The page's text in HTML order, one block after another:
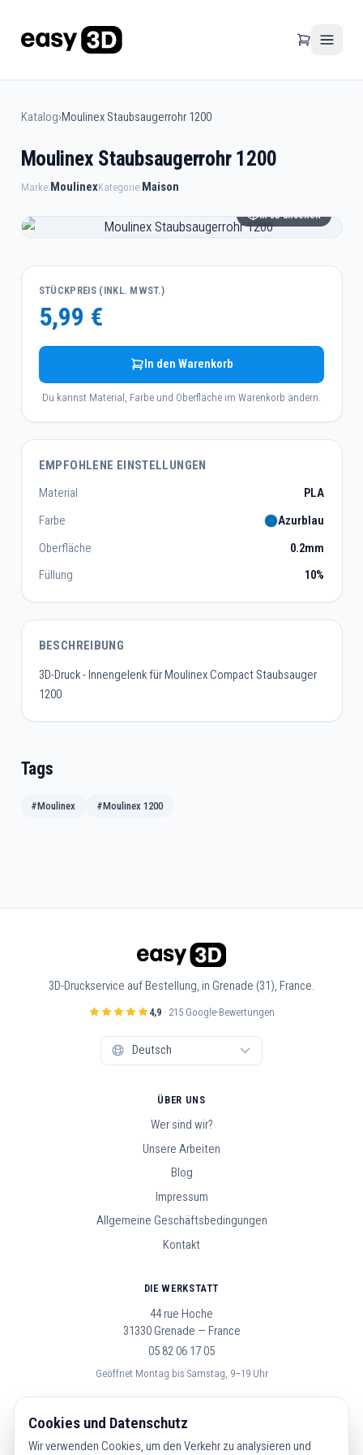
Katalog›Moulinex Staubsaugerrohr 1200
Moulinex Staubsaugerrohr 1200
Marke:MoulinexKategorie:Maison
In 3D ansehen
STÜCKPREIS (INKL. MWST.)
5,99 €
In den Warenkorb
Du kannst Material, Farbe und Oberfläche im Warenkorb ändern.
EMPFOHLENE EINSTELLUNGEN
Material
PLA
Farbe
Azurblau
Oberfläche
0.2mm
Füllung
10%
BESCHREIBUNG
3D-Druck - Innengelenk für Moulinex Compact Staubsauger
1200
Tags
#Moulinex #Moulinex 1200
3D-Druckservice auf Bestellung, in Grenade (31), France.
4,9· 215 Google-Bewertungen
ÜBER UNS
Wer sind wir?
Unsere Arbeiten
Blog
Impressum
Allgemeine Geschäftsbedingungen
Kontakt
DIE WERKSTATT
44 rue Hoche
31330 Grenade — France
05 82 06 17 05
Geöffnet Montag bis Samstag, 9–19 Uhr
FOLGE UNS
Cookies und Datenschutz
Wir verwenden Cookies, um den Verkehr zu analysieren und